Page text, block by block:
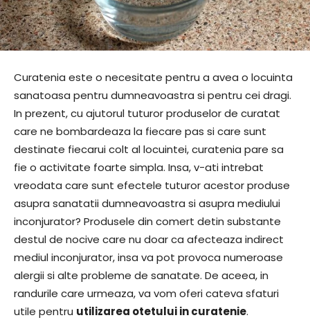
Curatenia este o necesitate pentru a avea o locuinta
sanatoasa pentru dumneavoastra si pentru cei dragi.
In prezent, cu ajutorul tuturor produselor de curatat
care ne bombardeaza la fiecare pas si care sunt
destinate fiecarui colt al locuintei, curatenia pare sa
fie o activitate foarte simpla. Insa, v-ati intrebat
vreodata care sunt efectele tuturor acestor produse
asupra sanatatii dumneavoastra si asupra mediului
inconjurator? Produsele din comert detin substante
destul de nocive care nu doar ca afecteaza indirect
mediul inconjurator, insa va pot provoca numeroase
alergii si alte probleme de sanatate. De aceea, in
randurile care urmeaza, va vom oferi cateva sfaturi
utile pentru utilizarea otetului in curatenie.